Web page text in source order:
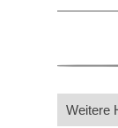
Weitere